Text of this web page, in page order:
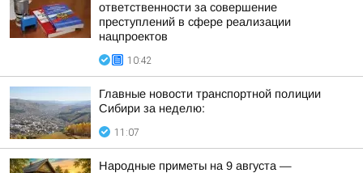
ответственности за совершение
преступлений в сфере реализации
нацпроектов
10:42
Главные новости транспортной полиции
Сибири за неделю:
11:07
Hapoдныe пpимeты нa 9 aвгуcтa —